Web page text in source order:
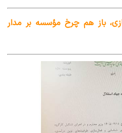
باز هم چرخ مؤسسه بر مدار